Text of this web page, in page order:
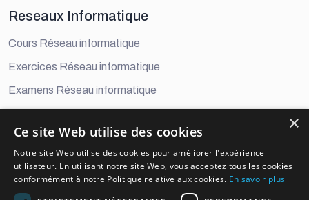
Reseaux Informatique
Cours Réseau informatique
Exercices Réseau informatique
Examens Réseau informatique
Developement Digital
Cours Développement Digital
Exercices Développement Digital
Examens Développement Digital
×
Ce site Web utilise des cookies
Notre site Web utilise des cookies pour améliorer l'expérience
utilisateur. En utilisant notre site Web, vous acceptez tous les cookies
conformément à notre Politique relative aux cookies. En savoir plus